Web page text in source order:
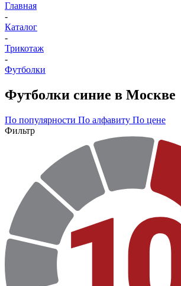
Главная
-
Каталог
-
Трикотаж
-
Футболки
Футболки синие в Москве
По популярности По алфавиту По цене
Фильтр